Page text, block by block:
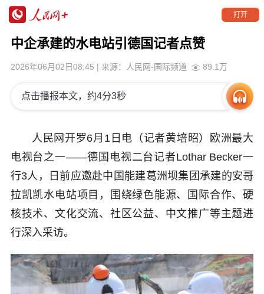
打开
中企承建的水电站引德国记者点赞
2026年06月02日08:45 | 来源： 人民网-国际频道 89.1万
人民网开罗6月1日电（记者黄培昭）欧洲最大
电视台之一——德国电视二台记者Lothar Becker一
行3人，日前应邀赴中国能建葛洲坝集团承建的安哥
拉凯凯水电站项目，围绕绿色能源、国际合作、硬
核技术、文化交流、社区公益、中文推广等主题进
行深入采访。